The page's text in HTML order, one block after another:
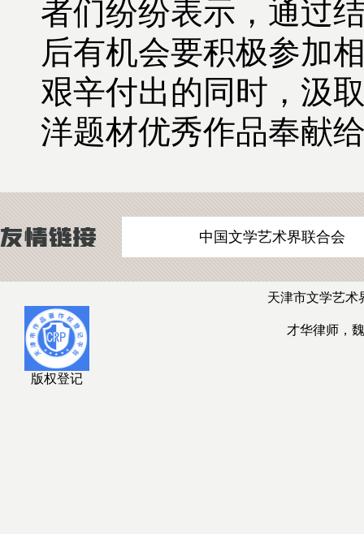
者们纷纷表示，通过
后有机会要积极参加
艰辛付出的同时，汲
洋题材优秀作品奉献
中国文学艺术界联合会
版权登记
天津市文学艺术
才华律师，